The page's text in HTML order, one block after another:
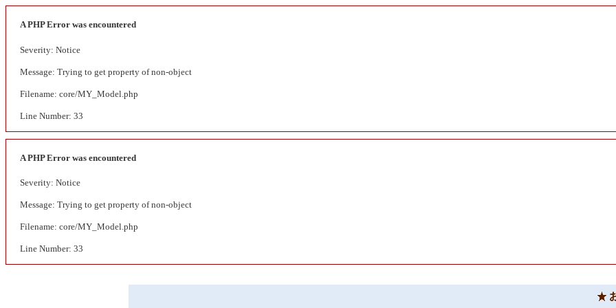
A PHP Error was encountered
Severity: Notice
Message: Trying to get property of non-object
Filename: core/MY_Model.php
Line Number: 33
A PHP Error was encountered
Severity: Notice
Message: Trying to get property of non-object
Filename: core/MY_Model.php
Line Number: 33